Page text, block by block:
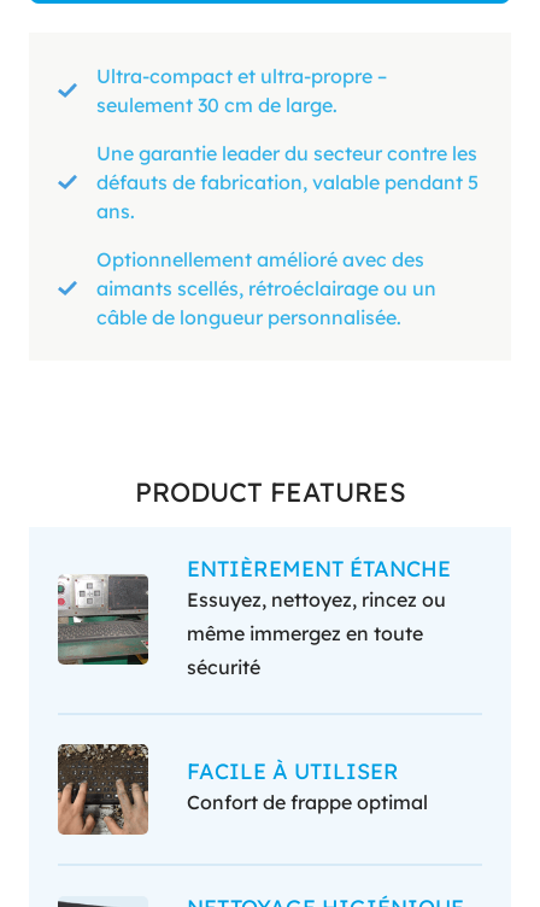
Ultra-compact et ultra-propre –
seulement 30 cm de large.
Une garantie leader du secteur contre les
défauts de fabrication, valable pendant 5
ans.
Optionnellement amélioré avec des
aimants scellés, rétroéclairage ou un
câble de longueur personnalisée.
PRODUCT FEATURES
ENTIÈREMENT ÉTANCHE
Essuyez, nettoyez, rincez ou
même immergez en toute
sécurité
FACILE À UTILISER
Confort de frappe optimal